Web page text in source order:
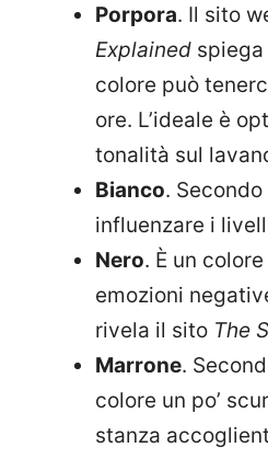
Porpora. Il sito
Explained
colore può
ore. L’ideale è
tonalità sul
Bianco. Secondo
influenzare i
Nero. È un
emozioni
rivela il sito The
Marrone.
colore un po’
stanza